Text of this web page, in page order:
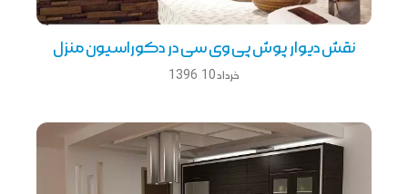
نقش ديوار پوش پی وی سی در دکوراسيون منزل
خرداد 10, 1396